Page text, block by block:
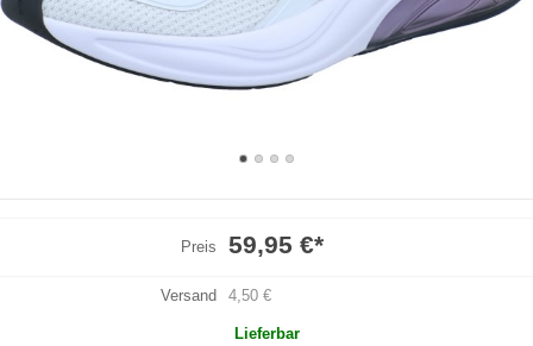
Preis 59,95 €*
Versand 4,50 €
Lieferbar